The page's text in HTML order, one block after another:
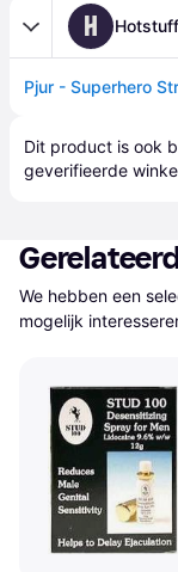
H Hotstuff
Pjur - Superhero
Dit product is ook
geverifieerde
We hebben een
mogelijk